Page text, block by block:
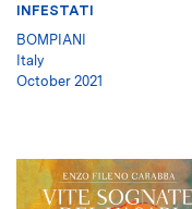
INFESTATI
BOMPIANI
Italy
October 2021